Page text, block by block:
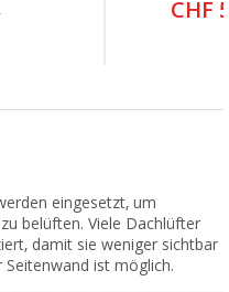
CHF
eingesetzt, um
belüften. Viele Dachlüfter
damit sie weniger sichtbar
ist möglich.